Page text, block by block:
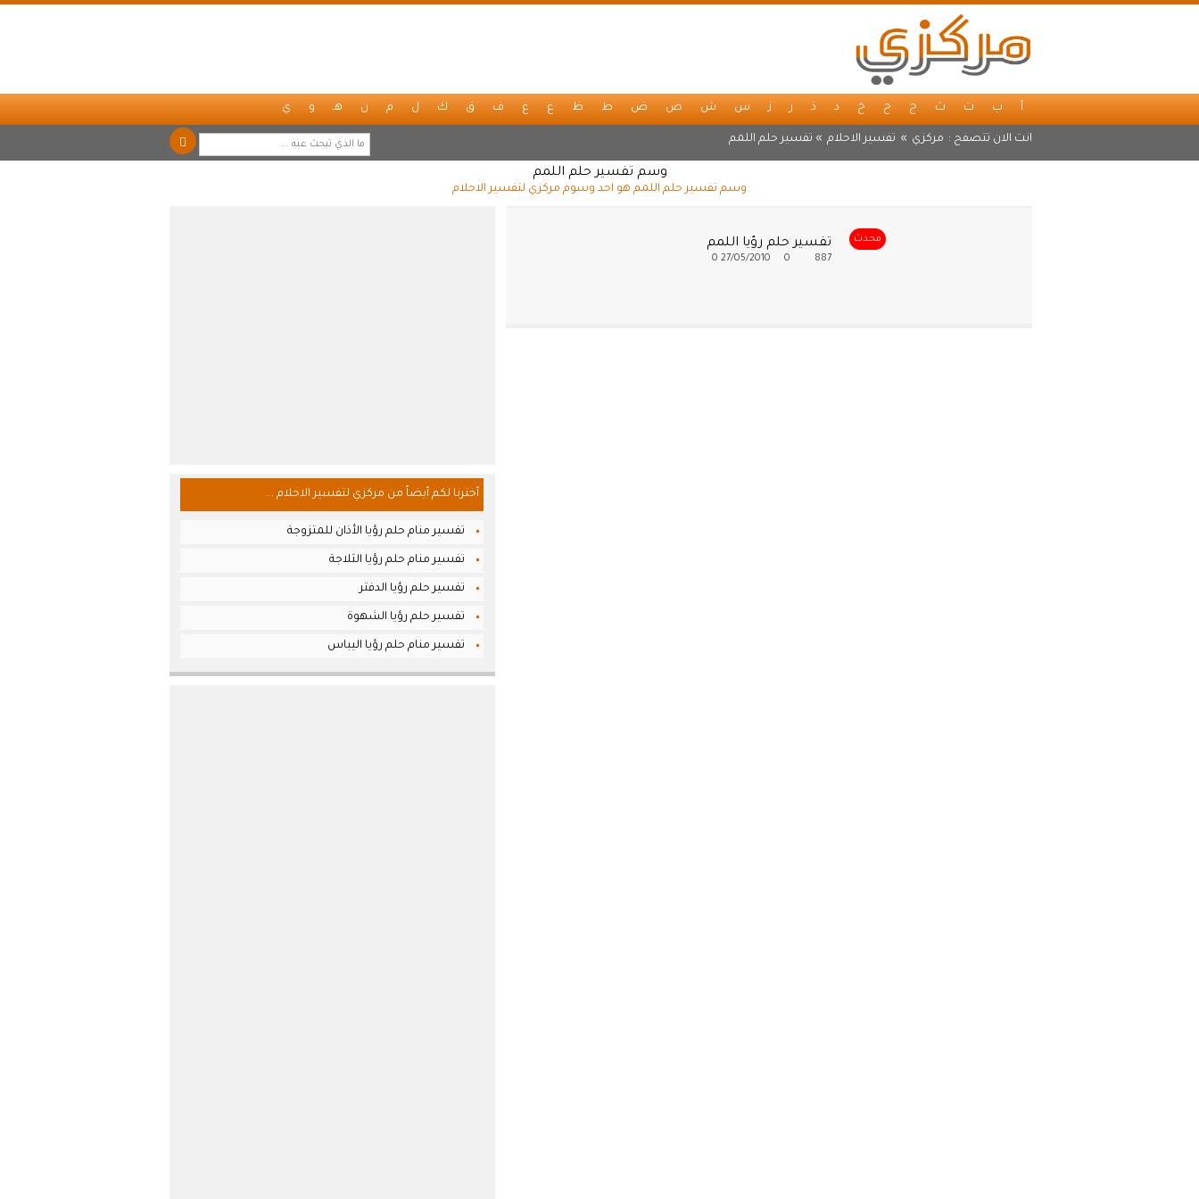
أ ب ت ث ج ح خ د ذ ر ز س ش ص ض ط ظ ع غ ف ق ك ل م ن هـ و ي
انت الان تتصفح : مركزي » تفسير الاحلام » تفسير حلم اللمم
وسم تفسير حلم اللمم
وسم تفسير حلم اللمم هو احد وسوم مركزي لتفسير الاحلام
محدث تفسير حلم رؤيا اللمم
887
27/05/2010
0
أخترنا لكم أيضاً من مركزي لتفسير الاحلام ...
تفسير منام حلم رؤيا الأذان للمتزوجة
تفسير منام حلم رؤيا الثلاجة
تفسير حلم رؤيا الدفتر
تفسير حلم رؤيا الشهوة
تفسير منام حلم رؤيا اليباس